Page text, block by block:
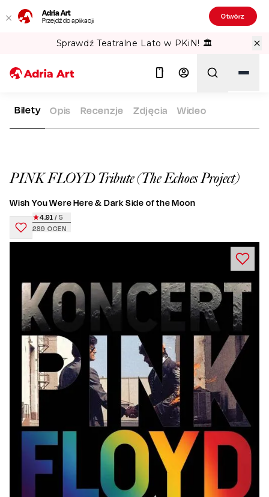
Adria Art
Przejdź do aplikacji Otwórz
Sprawdź Teatralne Lato w PKiN! 🏛️
ADRIA ART REPERTUAR PINK FLOYD TRIBUTE (THE
PINK FLOYD Tribute (The Echoes Project)
Wish You Were Here & Dark Side of the Moon
289 OCEN
4.91 / 5
Bilety Opis Recenzje Zdjęcia Wideo